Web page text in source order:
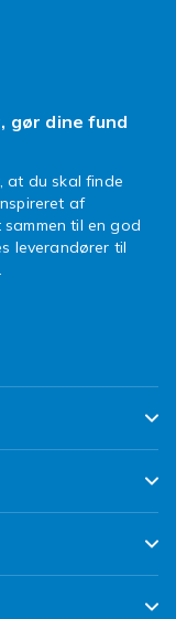
gør dine fund
at du skal finde
af
til en god
leverandører til